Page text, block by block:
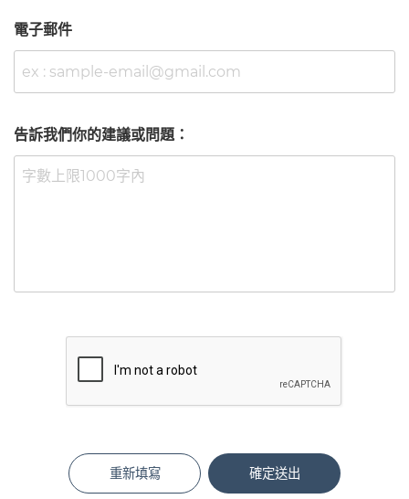
電子郵件
告訴我們你的建議或問題：
重新填寫 確定送出